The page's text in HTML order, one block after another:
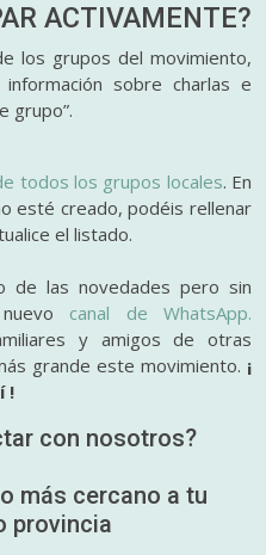
ACTIVAMENTE?
los grupos del movimiento,
sobre charlas e
grupo”.
todos los grupos locales. En
esté creado, podéis rellenar
el listado.
de las novedades pero sin
canal de WhatsApp.
y amigos de otras
grande este movimiento. ¡
!
con nosotros?
más cercano a tu
provincia